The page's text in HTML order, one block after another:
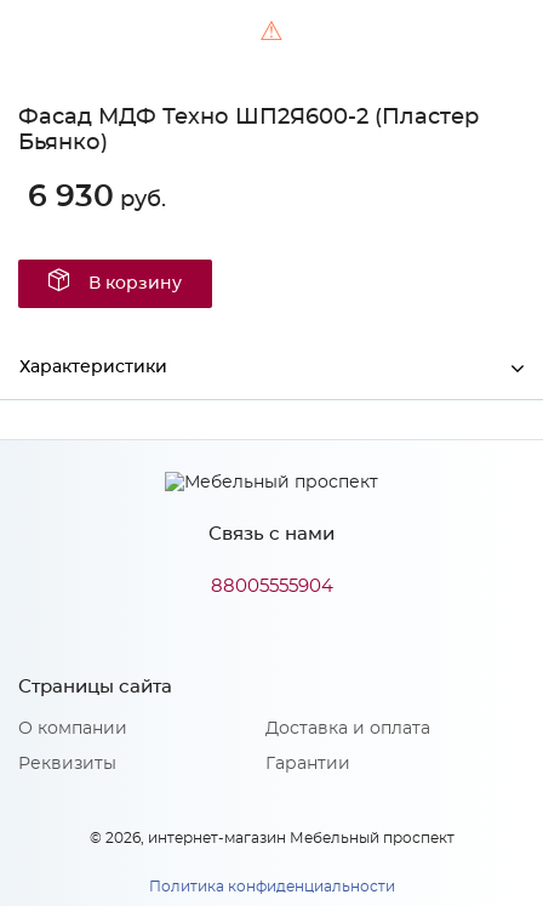
⚠
Фасад МДФ Техно ШП2Я600-2 (Пластер
Бьянко)
6 930 руб.
В корзину
Характеристики
Производитель МиФ
Связь с нами
88005555904
Страницы сайта
О компании
Реквизиты
Доставка и оплата
Гарантии
© 2026, интернет-магазин Мебельный проспект
Политика конфиденциальности